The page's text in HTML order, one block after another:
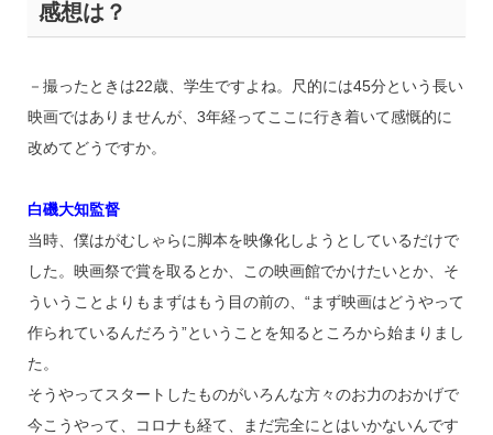
感想は？
－撮ったときは22歳、学生ですよね。尺的には45分という長い
映画ではありませんが、3年経ってここに行き着いて感慨的に
改めてどうですか。
白磯大知監督
当時、僕はがむしゃらに脚本を映像化しようとしているだけで
した。映画祭で賞を取るとか、この映画館でかけたいとか、そ
ういうことよりもまずはもう目の前の、“まず映画はどうやって
作られているんだろう”ということを知るところから始まりまし
た。
そうやってスタートしたものがいろんな方々のお力のおかげで
今こうやって、コロナも経て、まだ完全にとはいかないんです